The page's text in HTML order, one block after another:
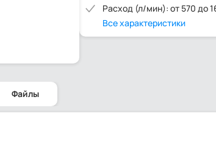
Расход (л/мин): от 570 до
Все характеристики
Файлы